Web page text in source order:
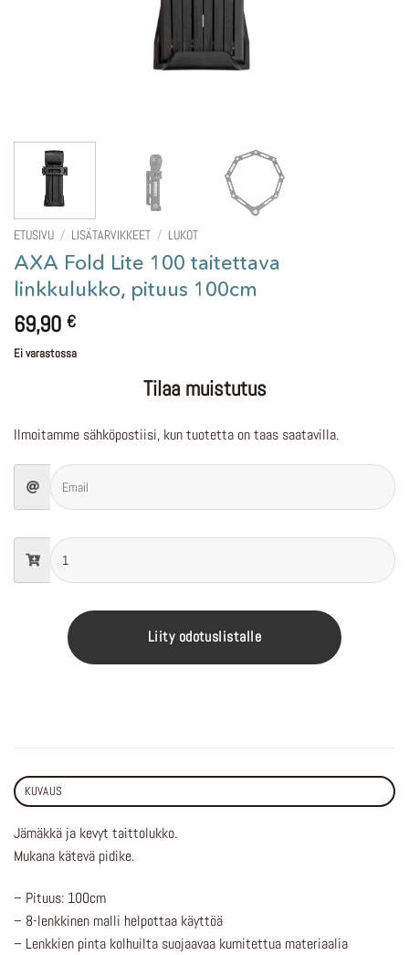
ETUSIVU / LISÄTARVIKKEET / LUKOT
AXA Fold Lite 100 taitettava
linkkulukko, pituus 100cm
69,90 €
Ei varastossa
Tilaa muistutus
Ilmoitamme sähköpostiisi, kun tuotetta on taas saatavilla.
Liity odotuslistalle
KUVAUS
Jämäkkä ja kevyt taittolukko.
Mukana kätevä pidike.
– Pituus: 100cm
– 8-lenkkinen malli helpottaa käyttöä
– Lenkkien pinta kolhuilta suojaavaa kumitettua materiaalia